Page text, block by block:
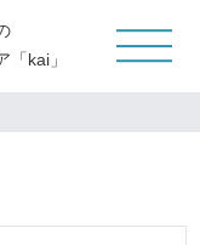
「kai」